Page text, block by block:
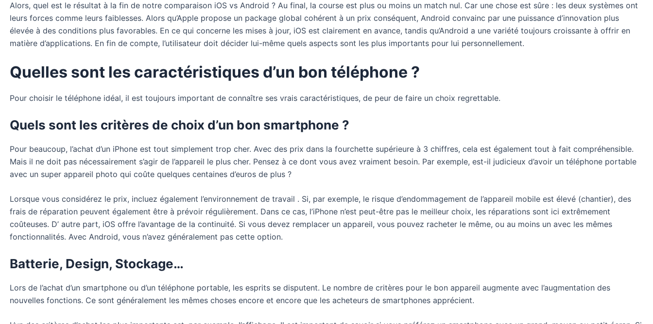
Alors, quel est le résultat à la fin de notre comparaison iOS vs Android ? Au final, la course est plus ou moins un match nul. Car une chose est sûre : les deux systèmes ont
leurs forces comme leurs faiblesses. Alors qu’Apple propose un package global cohérent à un prix conséquent, Android convainc par une puissance d’innovation plus
élevée à des conditions plus favorables. En ce qui concerne les mises à jour, iOS est clairement en avance, tandis qu’Android a une variété toujours croissante à offrir en
matière d’applications. En fin de compte, l’utilisateur doit décider lui-même quels aspects sont les plus importants pour lui personnellement.
Quelles sont les caractéristiques d’un bon téléphone ?
Pour choisir le téléphone idéal, il est toujours important de connaître ses vrais caractéristiques, de peur de faire un choix regrettable.
Quels sont les critères de choix d’un bon smartphone ?
Pour beaucoup, l’achat d’un iPhone est tout simplement trop cher. Avec des prix dans la fourchette supérieure à 3 chiffres, cela est également tout à fait compréhensible.
Mais il ne doit pas nécessairement s’agir de l’appareil le plus cher. Pensez à ce dont vous avez vraiment besoin. Par exemple, est-il judicieux d’avoir un téléphone portable
avec un super appareil photo qui coûte quelques centaines d’euros de plus ?
Lorsque vous considérez le prix, incluez également l’environnement de travail . Si, par exemple, le risque d’endommagement de l’appareil mobile est élevé (chantier), des
frais de réparation peuvent également être à prévoir régulièrement. Dans ce cas, l’iPhone n’est peut-être pas le meilleur choix, les réparations sont ici extrêmement
coûteuses. D’ autre part, iOS offre l’avantage de la continuité. Si vous devez remplacer un appareil, vous pouvez racheter le même, ou au moins un avec les mêmes
fonctionnalités. Avec Android, vous n’avez généralement pas cette option.
Batterie, Design, Stockage…
Lors de l’achat d’un smartphone ou d’un téléphone portable, les esprits se disputent. Le nombre de critères pour le bon appareil augmente avec l’augmentation des
nouvelles fonctions. Ce sont généralement les mêmes choses encore et encore que les acheteurs de smartphones apprécient.